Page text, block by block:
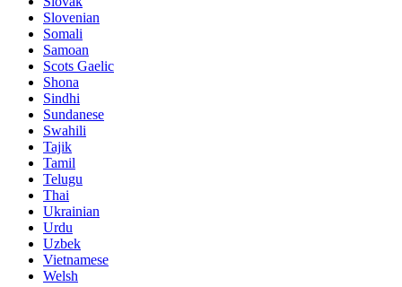
Slovenian
Somali
Samoan
Scots Gaelic
Shona
Sindhi
Sundanese
Swahili
Tajik
Tamil
Telugu
Thai
Ukrainian
Urdu
Uzbek
Vietnamese
Welsh